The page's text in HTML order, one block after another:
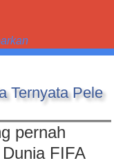
Ternyata Pele
pernah
FIFA